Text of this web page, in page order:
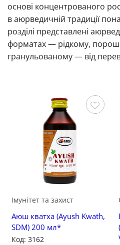
основі концентрованого
в аюрведичній традиції
розділі представлені
форматах — рідкому,
гранульованому — від
Зберегти
Імунітет та захист
Аюш кватха (Ayush Kwath,
SDM) 200 мл*
Код: 3162